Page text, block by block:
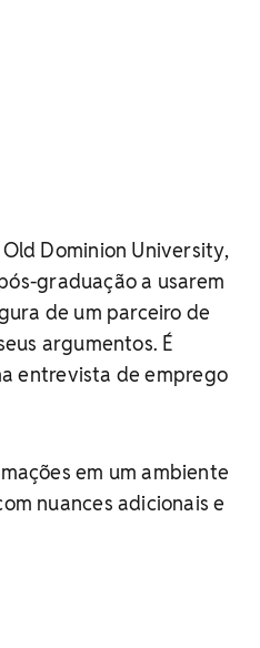
Dominion University,
graduação a usarem
de um parceiro de
argumentos. É
entrevista de emprego
em um ambiente
nuances adicionais e